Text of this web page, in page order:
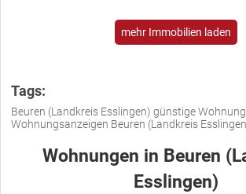
mehr Immobilien laden
Tags:
Beuren (Landkreis Esslingen) günstige
Wohnungsanzeigen Beuren (Landkreis
Wohnungen in Beuren
Esslingen)